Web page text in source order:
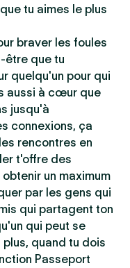
tu aimes le plus
braver les foules
être que tu
quelqu'un pour qui
aussi à cœur que
jusqu'à
connexions, ça
rencontres en
t'offre des
un maximum
par les gens qui
qui partagent ton
qui peut se
plus, quand tu dois
Passeport